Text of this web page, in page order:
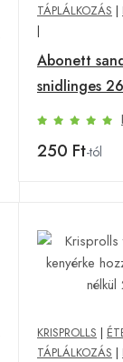
TÁPLÁLKOZÁS |
|
Abonett
snidlinges
250 Ft-tól
KRISPROLLS |
TÁPLÁLKOZÁS |